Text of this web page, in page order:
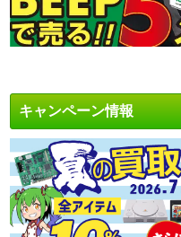
キャンペーン情報